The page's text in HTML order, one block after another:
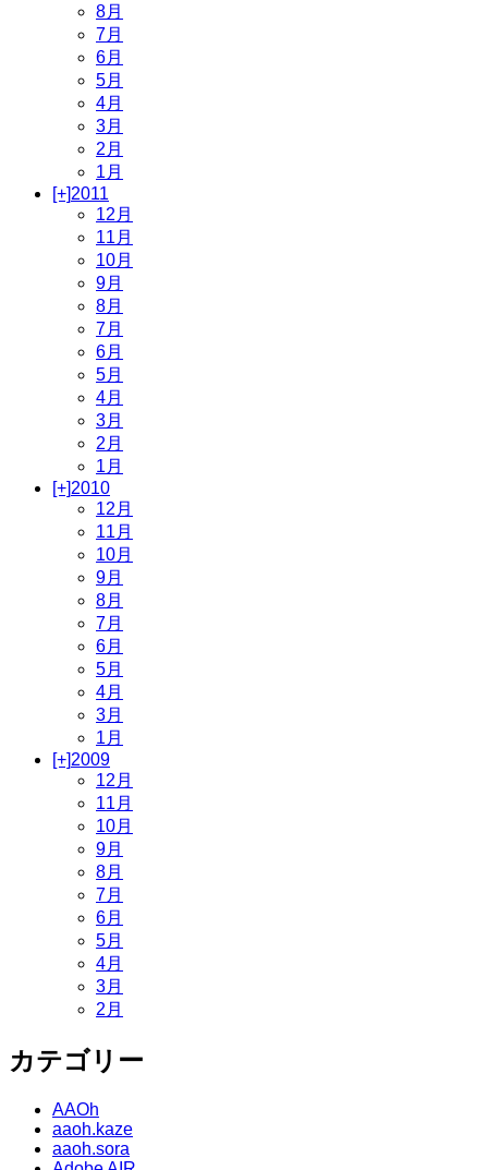
8月
7月
6月
5月
4月
3月
2月
1月
[+]2011
12月
11月
10月
9月
8月
7月
6月
5月
4月
3月
2月
1月
[+]2010
12月
11月
10月
9月
8月
7月
6月
5月
4月
3月
1月
[+]2009
12月
11月
10月
9月
8月
7月
6月
5月
4月
3月
2月
カテゴリー
AAOh
aaoh.kaze
aaoh.sora